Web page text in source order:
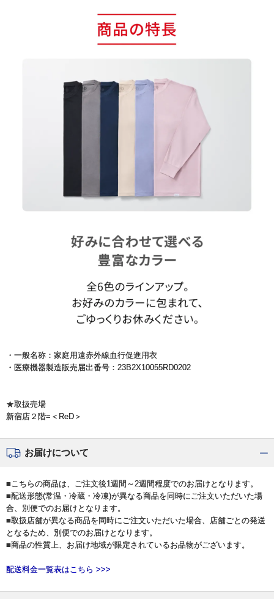
・一般名称：家庭用遠赤外線血行促進用衣
・医療機器製造販売届出番号：23B2X10055RD0202
★取扱売場
新宿店２階=＜ReD＞
お届けについて
■こちらの商品は、ご注文後1週間～2週間程度でのお届けとなります。
■配送形態(常温・冷蔵・冷凍)が異なる商品を同時にご注文いただいた場
合、別便でのお届けとなります。
■取扱店舗が異なる商品を同時にご注文いただいた場合、店舗ごとの発送
となるため、別便でのお届けとなります。
■商品の性質上、お届け地域が限定されているお品物がございます。
配送料金一覧表はこちら >>>